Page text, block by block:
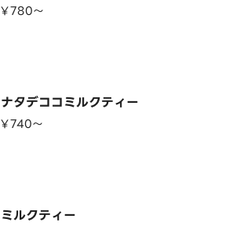
¥780〜
ナタデココミルクティー
¥740〜
ミルクティー